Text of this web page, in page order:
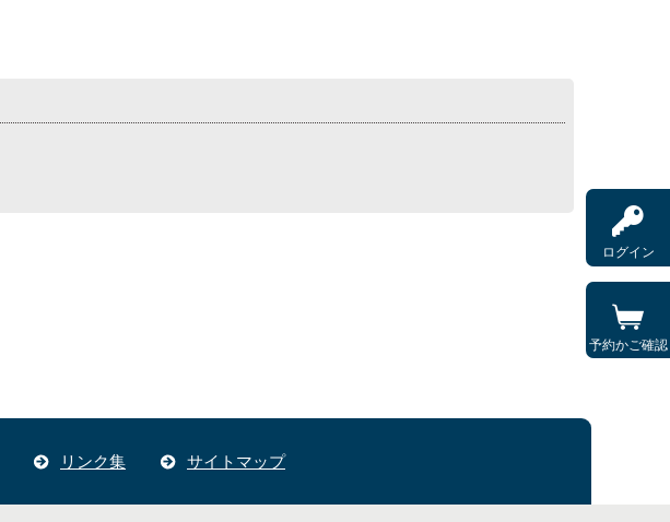
ログイン
予約かご確認
リンク集 サイトマップ